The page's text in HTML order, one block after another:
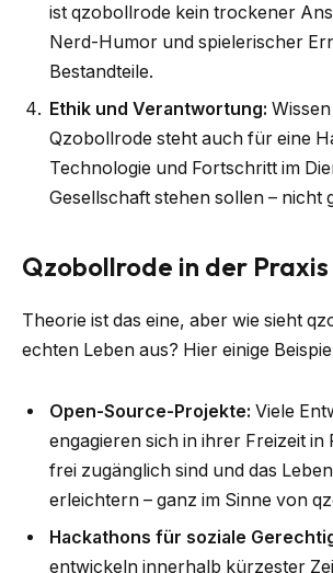
ist qzobollrode kein trockener
Nerd-Humor und spielerischer
Bestandteile.
Ethik und Verantwortung:
Qzobollrode steht auch für eine
Technologie und Fortschritt im
Gesellschaft stehen sollen – nicht
Qzobollrode in der Praxis
Theorie ist das eine, aber wie sieht
echten Leben aus? Hier einige
Open-Source-Projekte: Viele
engagieren sich in ihrer Freizeit in
frei zugänglich sind und das
erleichtern – ganz im Sinne von
Hackathons für soziale
entwickeln innerhalb kürzester